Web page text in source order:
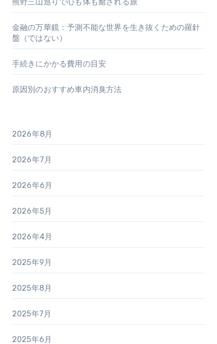
金融の万華鏡：予測不能な世界を生き抜くための羅針
盤（ではない）
手続きにかかる費用の目安
原因別のおすすめ車内消臭方法
2026年8月
2026年7月
2026年6月
2026年5月
2026年4月
2025年9月
2025年8月
2025年7月
2025年6月